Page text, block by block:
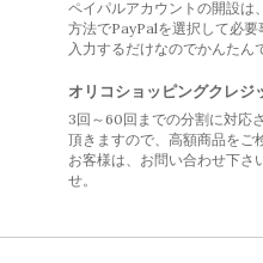
ペイパルアカウントの開設は
方法でPayPalを選択して必要
入力するだけなのでかんたん
オリコショッピングクレジ
3回～60回までの分割に対応
頂きますので、高額商品をご
お客様は、お問い合わせ下さ
せ。